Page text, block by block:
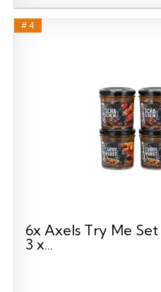
# 4
6x Axels Try Me
3 x...